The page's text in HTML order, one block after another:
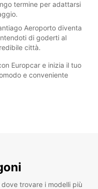
termine per adattarsi
Aeroporto diventa
di goderti al
città.
Europcar e inizia il tuo
e conveniente
trovare i modelli più